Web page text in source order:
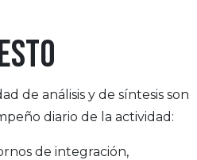
de análisis y de síntesis son
diario de la actividad:
de integración,